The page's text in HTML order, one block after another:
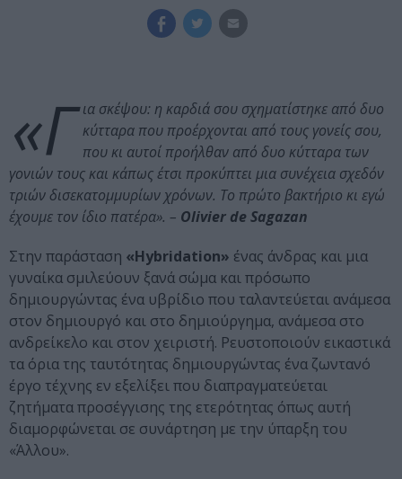
«Γ ια σκέψου: η καρδιά σου σχηματίστηκε από δυο
κύτταρα που προέρχονται από τους γονείς σου,
που κι αυτοί προήλθαν από δυο κύτταρα των
γονιών τους και κάπως έτσι προκύπτει μια συνέχεια σχεδόν
τριών δισεκατομμυρίων χρόνων. Το πρώτο βακτήριο κι εγώ
έχουμε τον ίδιο πατέρα». – Οlivier de Sagazan
Στην παράσταση «Hybridation» ένας άνδρας και μια
γυναίκα σμιλεύουν ξανά σώμα και πρόσωπο
δημιουργώντας ένα υβρίδιο που ταλαντεύεται ανάμεσα
στον δημιουργό και στο δημιούργημα, ανάμεσα στο
ανδρείκελο και στον χειριστή. Ρευστοποιούν εικαστικά
τα όρια της ταυτότητας δημιουργώντας ένα ζωντανό
έργο τέχνης εν εξελίξει που διαπραγματεύεται
ζητήματα προσέγγισης της ετερότητας όπως αυτή
διαμορφώνεται σε συνάρτηση με την ύπαρξη του
«Άλλου».